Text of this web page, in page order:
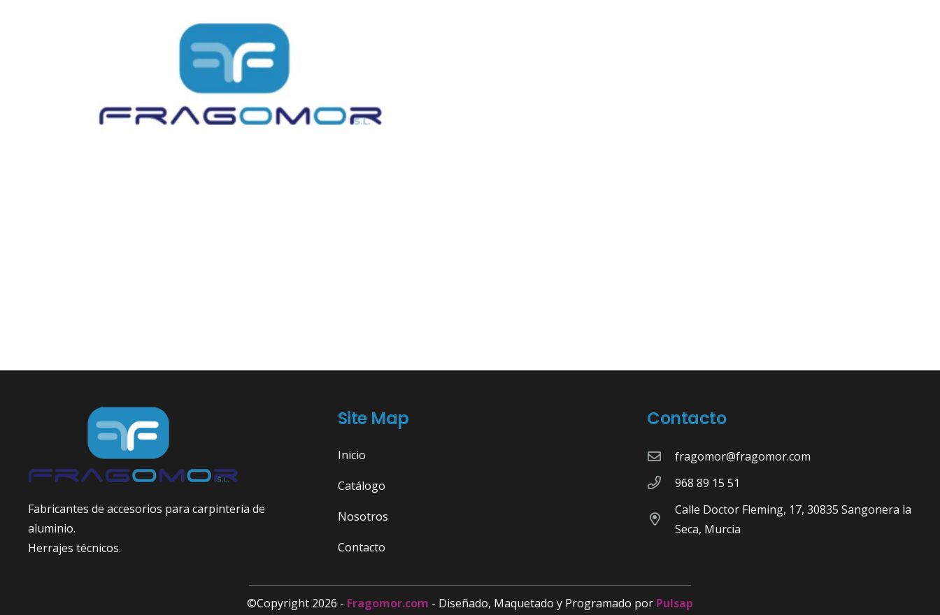
Fabricantes de accesorios para carpintería de
aluminio.
Herrajes técnicos.
Site Map
Inicio
Catálogo
Nosotros
Contacto
Contacto
fragomor@fragomor.com
968 89 15 51
Calle Doctor Fleming, 17, 30835 Sangonera la
Seca, Murcia
©Copyright 2026 - Fragomor.com - Diseñado, Maquetado y Programado por Pulsap